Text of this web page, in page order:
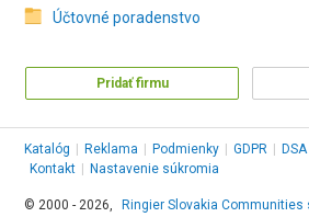
Účtovné poradenstvo
Pridať firmu
Katalóg Reklama Podmienky GDPR DSA
Kontakt
Nastavenie súkromia
© 2000 - 2026, Ringier Slovakia Communities